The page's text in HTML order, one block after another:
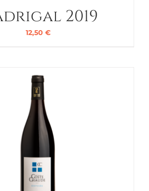
2019
12,50 €